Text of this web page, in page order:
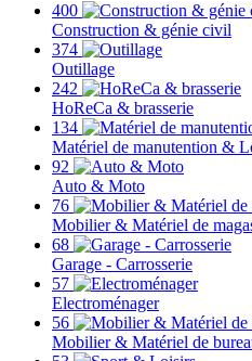
400
Construction & génie civil
374
Outillage
242
HoReCa & brasserie
134
Matériel de manutention &
92
Auto & Moto
76
Mobilier & Matériel de
68
Garage - Carrosserie
57
Electroménager
56
Mobilier & Matériel de